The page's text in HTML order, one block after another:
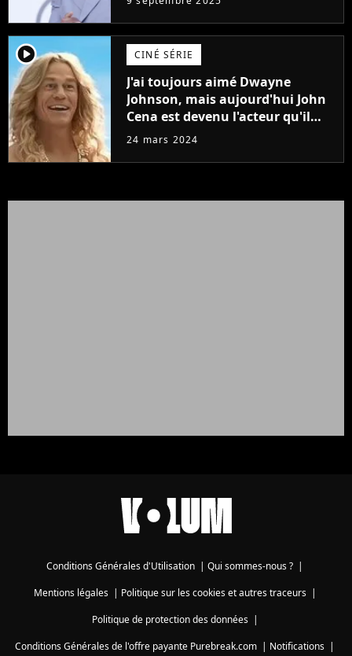
player2 CINÉ SÉRIE
J'ai toujours aimé Dwayne
Johnson, mais aujourd'hui John
Cena est devenu l'acteur qu'il
rêvait d'être (et Ricky Stanicky le
24 mars 2024
Conditions Générales d'Utilisation | Qui sommes-nous ? |
Mentions légales| Politique sur les cookies et autres traceurs|
Politique de protection des données|
Conditions Générales de l'offre payante Purebreak.com | Notifications |